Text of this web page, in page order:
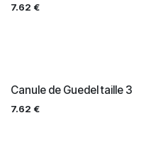
7.62 €
Canule de Guedel taille 3
7.62 €